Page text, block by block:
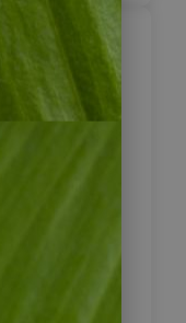
der
Costa
viel